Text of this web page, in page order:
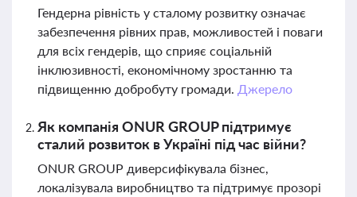
Гендерна рівність у сталому розвитку означає
забезпечення рівних прав, можливостей і поваги
для всіх гендерів, що сприяє соціальній
інклюзивності, економічному зростанню та
підвищенню добробуту громади. Джерело
Як компанія ONUR GROUP підтримує
сталий розвиток в Україні під час війни?
ONUR GROUP диверсифікувала бізнес,
локалізувала виробництво та підтримує прозорі